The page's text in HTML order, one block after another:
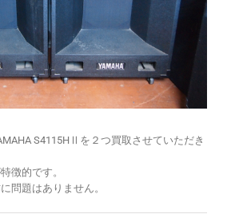
S4115HⅡを２つ買取させていただき
徴的です。
問題はありません。